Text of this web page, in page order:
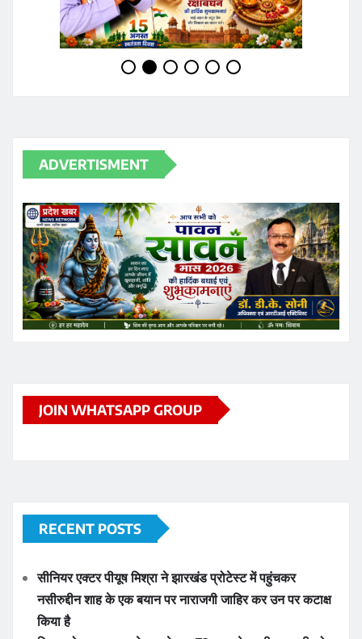
JOIN WHATSAPP GROUP
RECENT POSTS
नसीरुद्दीन शाह के एक बयान पर नाराजगी जाहिर कर उन पर कटाक्ष
किया है
बैटर सरफराज खान को दो साल बाद टीम इंडिया में जगह मिली
पंजाब पुलिस में सीधे सब-इंस्पेक्टर (SI) बनने की तैयारी कर बैठे युवा
अब सीधे SI नहीं बन पाएंगे